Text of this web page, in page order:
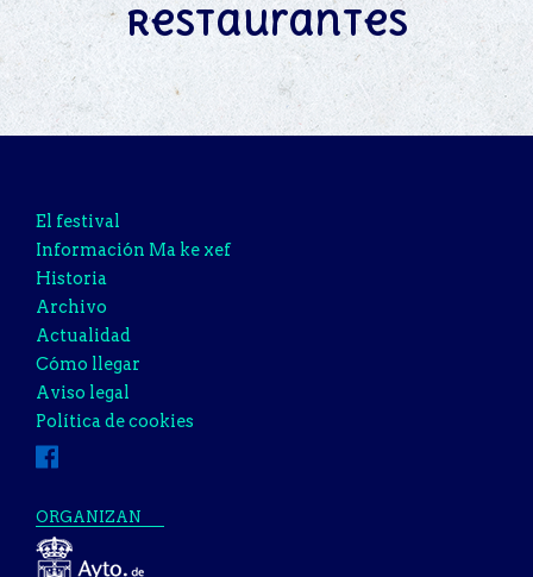
Restaurantes
El festival
Información Ma ke xef
Historia
Archivo
Actualidad
Cómo llegar
Aviso legal
Política de cookies
ORGANIZAN